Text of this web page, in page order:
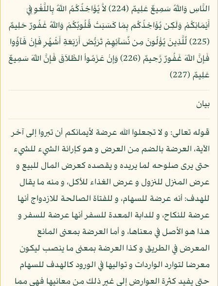
النَّاسِ وَاللّهُ سَمِيعٌ عَلِيمٌ (224) لاَّ يُؤَاخِذُكُمُ اللّهُ بِاللَّغْوِ فِيَ
أَيْمَانِكُمْ وَلَكِن يُؤَاخِذُكُم بِمَا كَسَبَتْ قُلُوبُكُمْ وَاللّهُ غَفُورٌ حَلِيمٌ
(225) لِّلَّذِينَ يُؤْلُونَ مِن نِّسَآئِهِمْ تَرَبُّصُ أَرْبَعَةِ أَشْهُرٍ فَإِنْ فَآؤُوا
فَإِنَّ اللّهَ غَفُورٌ رَّحِيمٌ (226) وَإِنْ عَزَمُواْ الطَّلاَقَ فَإِنَّ اللّهَ سَمِيعٌ
عَلِيمٌ (227)
بيان
قوله تعالى: و لا تجعلوا الله عرضة لأيمانكم أن تبروا إلى آخر
الآية، العرضة بالضم من العرض و هو كإرائة الشيء للشيء
حتى يرى صلوحه لما يريده و يقصده كعرض المال للبيع و
عرض المنزل للنزول و عرض الغذاء للأكل، و منه ما يقال
للهدف: أنه عرضة للسهام، و للفتاة الصالحة للازدواج أنها
عرضة للنكاح، و للدابة المعدة للسفر أنها عرضة للسفر و
هذا هو الأصل في معناها، و أما العرضة بمعنى المانع
المعرض في الطريق و كذا العرضة بمعنى ما ينصب ليكون
معرضا لتوارد الواردات و تواليها في الورود كالهدف للسهام
حتى يفيد كثرة العوارض إلى غير ذلك من معانيها فهي مما